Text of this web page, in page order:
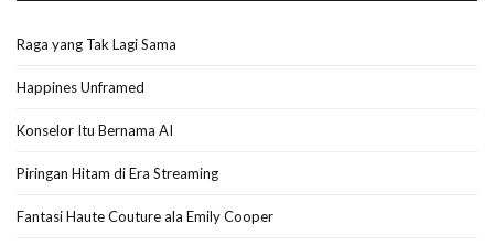
Raga yang Tak Lagi Sama
Happines Unframed
Konselor Itu Bernama AI
Piringan Hitam di Era Streaming
Fantasi Haute Couture ala Emily Cooper